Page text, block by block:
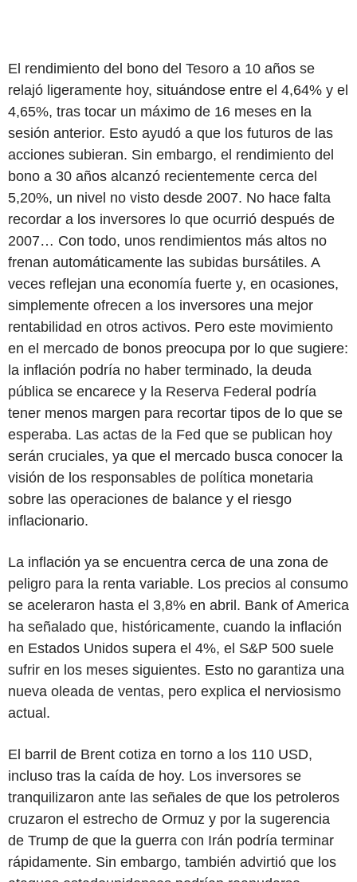
El rendimiento del bono del Tesoro a 10 años se
relajó ligeramente hoy, situándose entre el 4,64% y el
4,65%, tras tocar un máximo de 16 meses en la
sesión anterior. Esto ayudó a que los futuros de las
acciones subieran. Sin embargo, el rendimiento del
bono a 30 años alcanzó recientemente cerca del
5,20%, un nivel no visto desde 2007. No hace falta
recordar a los inversores lo que ocurrió después de
2007… Con todo, unos rendimientos más altos no
frenan automáticamente las subidas bursátiles. A
veces reflejan una economía fuerte y, en ocasiones,
simplemente ofrecen a los inversores una mejor
rentabilidad en otros activos. Pero este movimiento
en el mercado de bonos preocupa por lo que sugiere:
la inflación podría no haber terminado, la deuda
pública se encarece y la Reserva Federal podría
tener menos margen para recortar tipos de lo que se
esperaba. Las actas de la Fed que se publican hoy
serán cruciales, ya que el mercado busca conocer la
visión de los responsables de política monetaria
sobre las operaciones de balance y el riesgo
inflacionario.
La inflación ya se encuentra cerca de una zona de
peligro para la renta variable. Los precios al consumo
se aceleraron hasta el 3,8% en abril. Bank of America
ha señalado que, históricamente, cuando la inflación
en Estados Unidos supera el 4%, el S&P 500 suele
sufrir en los meses siguientes. Esto no garantiza una
nueva oleada de ventas, pero explica el nerviosismo
actual.
El barril de Brent cotiza en torno a los 110 USD,
incluso tras la caída de hoy. Los inversores se
tranquilizaron ante las señales de que los petroleros
cruzaron el estrecho de Ormuz y por la sugerencia
de Trump de que la guerra con Irán podría terminar
rápidamente. Sin embargo, también advirtió que los